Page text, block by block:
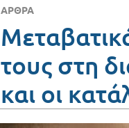
ΆΡΘΡΑ
τους στη
και οι